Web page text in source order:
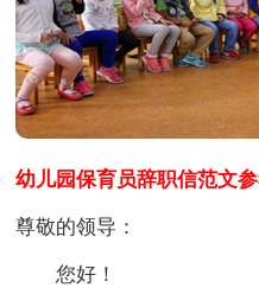
幼儿园保育员辞职信范文参
尊敬的领导：
您好！